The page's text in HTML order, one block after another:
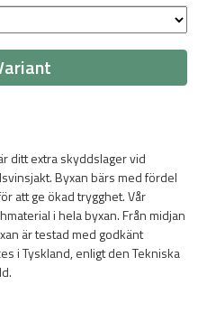
ditt extra skyddslager vid
Byxan bärs med fördel
att ge ökad trygghet. Vår
i hela byxan. Från midjan
är testad med godkänt
i Tyskland, enligt den Tekniska